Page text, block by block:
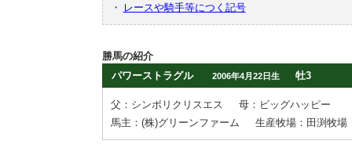
・
レースや騎手等につく記号
勝馬の紹介
パワーストラグル
2006年4月22日生 牡3
父：シンボリクリスエス
母：ビッグハッピー
馬主：(株)グリーンファーム
生産牧場：田渕牧場